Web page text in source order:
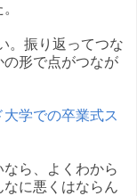
。振り返ってつな
の形で点がつなが
学での卒業式ス
ら、よくわから
に悪くはならん